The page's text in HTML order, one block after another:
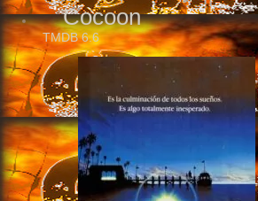
Cocoon
TMDB6.6